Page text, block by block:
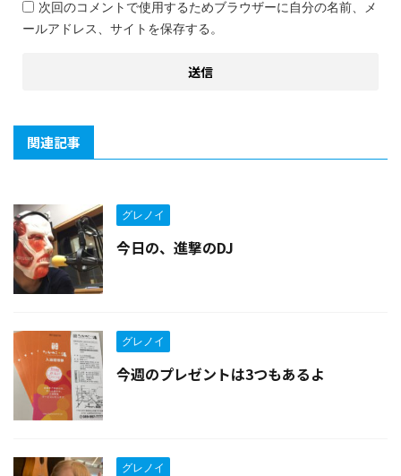
次回のコメントで使用するためブラウザーに自分の名前、メ
ールアドレス、サイトを保存する。
関連記事
グレノイ
今日の、進撃のDJ
グレノイ
今週のプレゼントは3つもあるよ
グレノイ